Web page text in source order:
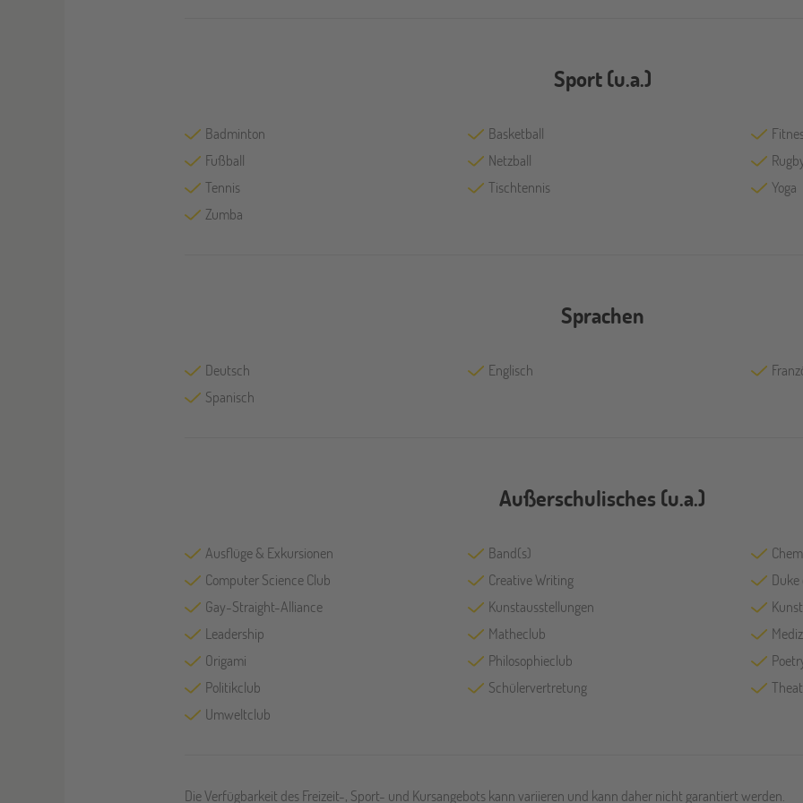
Sport (u.a.)
Badminton Basketball
Fußball
Netzball
Tennis
Tischtennis
Yoga
Zumba
Sprachen
Deutsch Englisch
Spanisch
Außerschulisches (u.a.)
Ausflüge & Exkursionen Band(s)
Computer Science Club
Creative Writing
Gay-Straight-Alliance
Kunstausstellungen
Leadership
Matheclub
Origami
Philosophieclub
Politikclub
Schülervertretung
Umweltclub
Die Verfügbarkeit des Freizeit-, Sport- und Kursangebots kann variieren und kann daher nicht garantiert werden.